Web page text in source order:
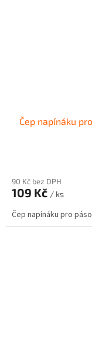
Čep napínáku
90 Kč bez DPH
109 Kč / ks
Čep napínáku pro